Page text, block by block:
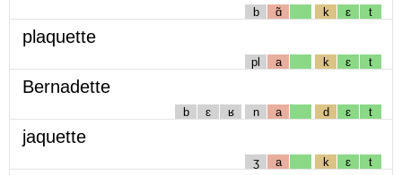
b ɑ̃ k ɛ t
plaquette
pl a k ɛ t
Bernadette
b ɛ ʁ n a d ɛ t
jaquette
ʒ a k ɛ t